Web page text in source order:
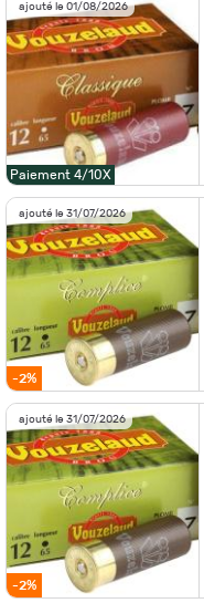
ajouté le 01/08/2026
Paiement 4/10X
ajouté le 31/07/2026
-2%
ajouté le 31/07/2026
-2%